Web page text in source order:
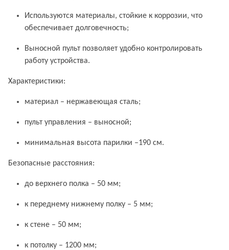
Используются материалы, стойкие к коррозии, что
обеспечивает долговечность;
Выносной пульт позволяет удобно контролировать
работу устройства.
Характеристики:
материал – нержавеющая сталь;
пульт управления – выносной;
минимальная высота парилки –190 см.
Безопасные расстояния:
до верхнего полка – 50 мм;
к переднему нижнему полку – 5 мм;
к стене – 50 мм;
к потолку – 1200 мм;